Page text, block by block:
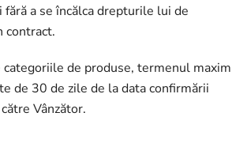
fără a se încălca drepturile lui de
contract.
de produse, termenul maxim
de 30 de zile de la data confirmării
Vânzător.